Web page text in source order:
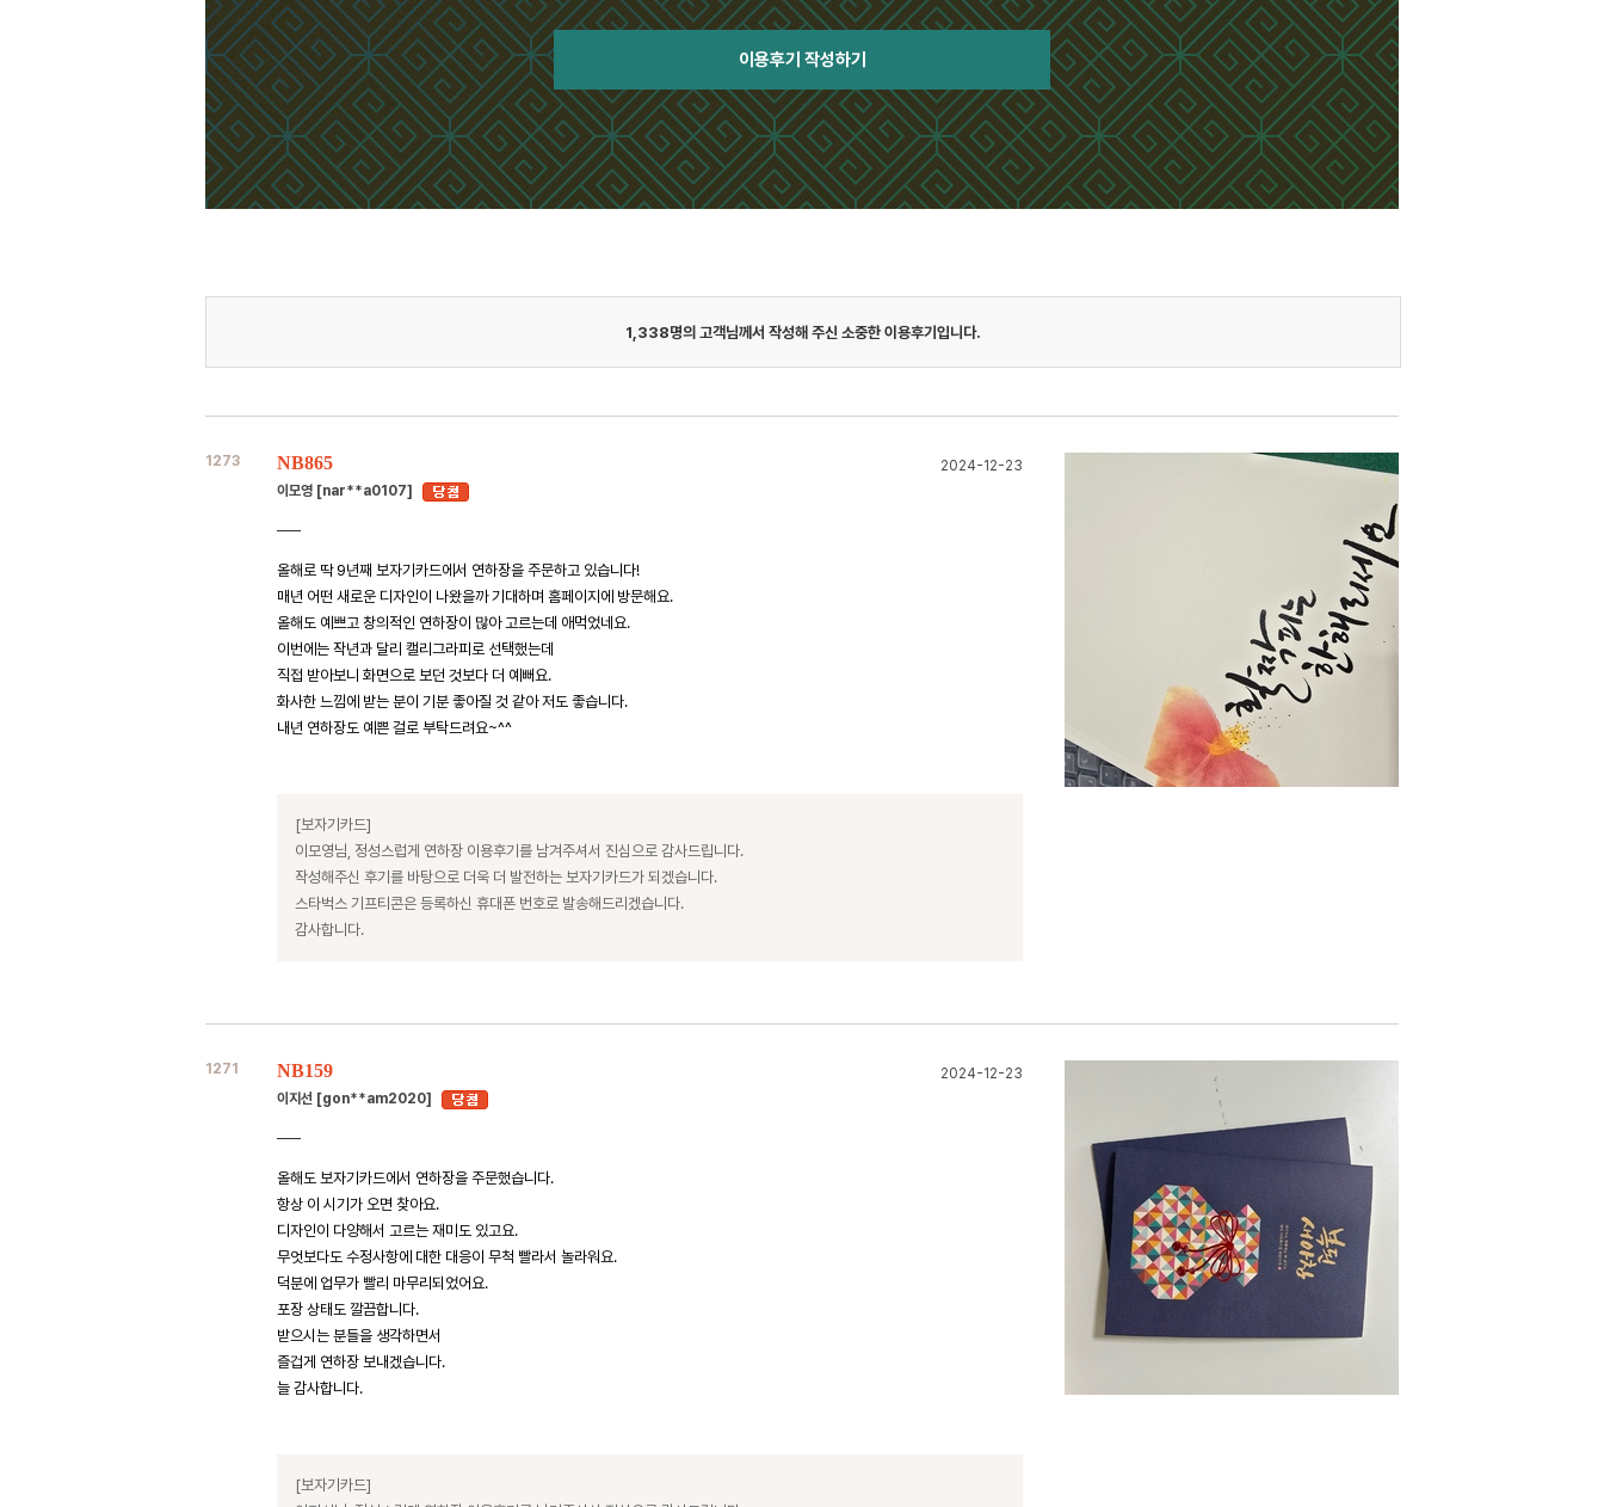
이용후기 작성하기
1,338명의 고객님께서 작성해 주신 소중한 이용후기입니다.
1273 NB865
2024-12-23
이모영 [nar**a0107]
올해로 딱 9년째 보자기카드에서 연하장을 주문하고 있습니다!
매년 어떤 새로운 디자인이 나왔을까 기대하며 홈페이지에 방문해요.
올해도 예쁘고 창의적인 연하장이 많아 고르는데 애먹었네요.
이번에는 작년과 달리 캘리그라피로 선택했는데
직접 받아보니 화면으로 보던 것보다 더 예뻐요.
화사한 느낌에 받는 분이 기분 좋아질 것 같아 저도 좋습니다.
내년 연하장도 예쁜 걸로 부탁드려요~^^
[보자기카드]
이모영님, 정성스럽게 연하장 이용후기를 남겨주셔서 진심으로 감사드립니다.
작성해주신 후기를 바탕으로 더욱 더 발전하는 보자기카드가 되겠습니다.
스타벅스 기프티콘은 등록하신 휴대폰 번호로 발송해드리겠습니다.
감사합니다.
1271 NB159
2024-12-23
이지선 [gon**am2020]
올해도 보자기카드에서 연하장을 주문했습니다.
항상 이 시기가 오면 찾아요.
디자인이 다양해서 고르는 재미도 있고요.
무엇보다도 수정사항에 대한 대응이 무척 빨라서 놀라워요.
덕분에 업무가 빨리 마무리되었어요.
포장 상태도 깔끔합니다.
받으시는 분들을 생각하면서
즐겁게 연하장 보내겠습니다.
늘 감사합니다.
[보자기카드]